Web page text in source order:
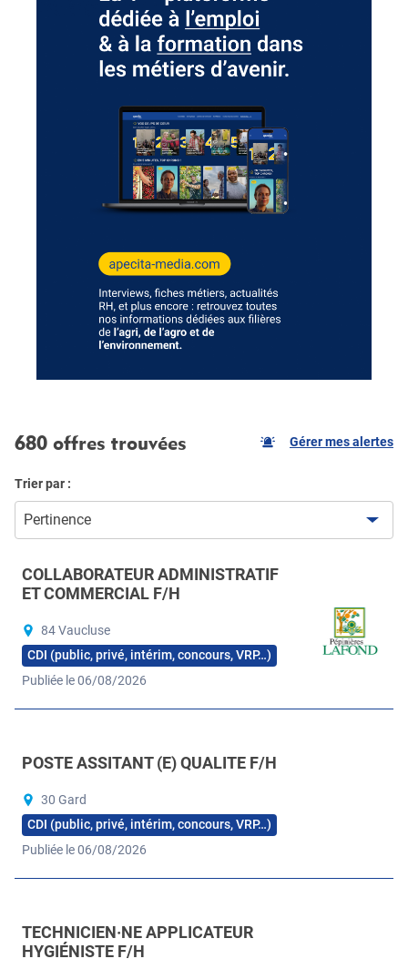
680 offres trouvées Gérer mes alertes
Trier par :
Pertinence
COLLABORATEUR ADMINISTRATIF
ET COMMERCIAL F/H
84 Vaucluse
CDI (public, privé, intérim, concours, VRP…)
Publiée le 06/08/2026
POSTE ASSITANT (E) QUALITE F/H
30 Gard
CDI (public, privé, intérim, concours, VRP…)
Publiée le 06/08/2026
TECHNICIEN·NE APPLICATEUR
HYGIÉNISTE F/H